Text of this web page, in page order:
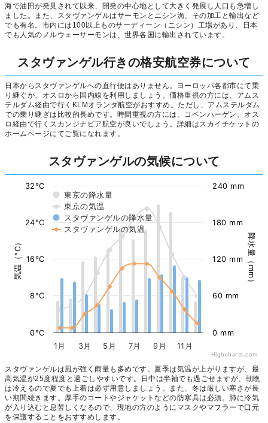
海で油田が発見されて以来、開発の中心地として大きく発展し人口も急増し
ました。また、スタヴァンゲルはサーモンとニシン漁、その加工と輸出など
でも有名。市内には100以上ものサーディーン（ニシン）工場があり、日本
でも人気のノルウェーサーモンは、世界各国に輸出されています。
スタヴァンゲル行きの格安航空券について
日本からスタヴァンゲルへの直行便はありません。ヨーロッパ各都市にて乗
り継ぐか、オスロから国内線を利用しましょう。価格重視の方には、アムス
テルダム経由で行くKLMオランダ航空がおすすめ。ただし、アムステルダム
での乗り継ぎは比較的長めです。時間重視の方には、コペンハーゲン、オス
ロ経由で行くスカンジナビア航空が良いでしょう。詳細はスカイチケットの
ホームページにてご覧になれます。
スタヴァンゲルの気候について
気温（°C） 降水量（mm）
東京の降水量
東京の気温
スタヴァンゲルの降水量
スタヴァンゲルの気温
1月 3月 5月 7月 9月 11月
0°C
8°C
16°C
24°C
32°C
0 mm
60 mm
120 mm
180 mm
240 mm
Highcharts.com
スタヴァンゲルは風が強く雨量も多めです。夏季は気温が上がりますが、最
高気温が25度程度と過ごしやすいです。日中は半袖でも過ごせますが、朝晩
は冷えるので夏でも上着は必ず用意しましょう。また、冬は厳しい寒さが長
い期間続きます。厚手のコートやジャケットなどの防寒具は必須。肺に冷気
が入り込むと息苦しくなるので、現地の方のようにマスクやマフラーで口元
を保護することをおすすめします。